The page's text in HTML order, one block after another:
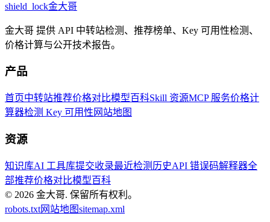
shield_lock金大哥
金大哥 提供 API 中转站检测、推荐榜单、Key 可用性检测、
价格计算与公开技术报告。
产品
首页中转站推荐价格对比模型百科Skill 资源MCP 服务价格计
算器检测 Key 可用性 网站地图
资源
知识库AI 工具库提交收录最近检测历史API 错误码解释器全
部推荐价格对比模型百科
© 2026 金大哥. 保留所有权利。
robots.txt网站地图sitemap.xml